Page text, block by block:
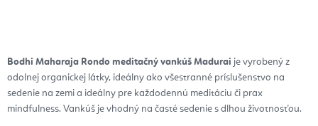
Bodhi Maharaja Rondo meditačný vankúš Madurai je vyrobený z
odolnej organickej látky, ideálny ako všestranné príslušenstvo na
sedenie na zemi a ideálny pre každodennú meditáciu či prax
mindfulness. Vankúš je vhodný na časté sedenie s dlhou životnosťou.